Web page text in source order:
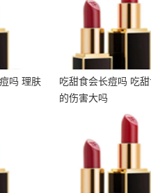
吗 理肤
吃甜食会长痘吗 吃
的伤害大吗
面膜多
雅诗兰黛智妍眼霜
合年龄